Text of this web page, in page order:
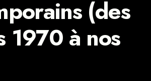
(des
1970 à nos